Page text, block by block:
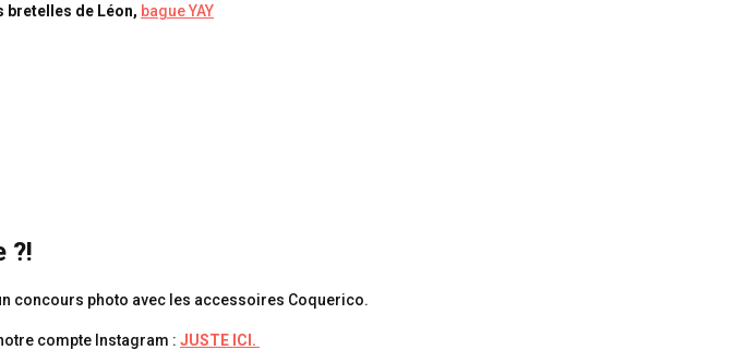
bretelles de Léon, bague YAY
?!
concours photo avec les accessoires Coquerico.
compte Instagram : JUSTE ICI.